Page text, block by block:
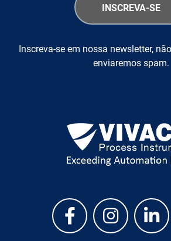
Inscreva-se em nossa newsletter,
enviaremos spam.